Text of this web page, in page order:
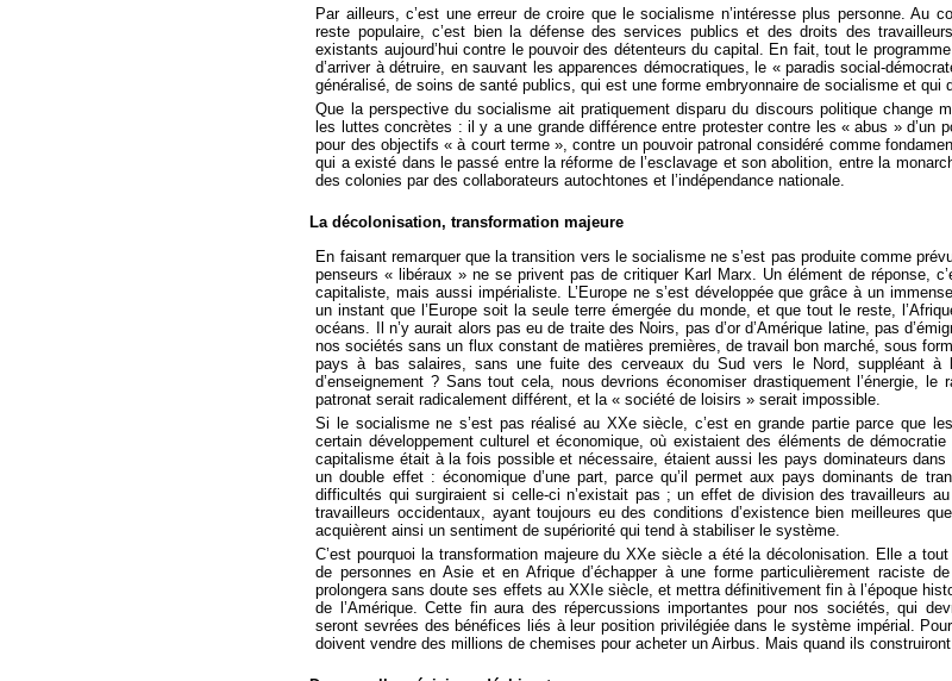
Par ailleurs, c’est une erreur de croire que le socialisme n’intéresse plus personne. Au
reste populaire, c’est bien la défense des services publics et des droits des
existants aujourd’hui contre le pouvoir des détenteurs du capital. En fait, tout le
d’arriver à détruire, en sauvant les apparences démocratiques, le « paradis social-
généralisé, de soins de santé publics, qui est une forme embryonnaire de socialisme et qui
Que la perspective du socialisme ait pratiquement disparu du discours politique change
les luttes concrètes : il y a une grande différence entre protester contre les « abus » d’un
pour des objectifs « à court terme », contre un pouvoir patronal considéré comme
qui a existé dans le passé entre la réforme de l’esclavage et son abolition, entre la
des colonies par des collaborateurs autochtones et l’indépendance nationale.
La décolonisation, transformation majeure
En faisant remarquer que la transition vers le socialisme ne s’est pas produite comme
penseurs « libéraux » ne se privent pas de critiquer Karl Marx. Un élément de réponse,
capitaliste, mais aussi impérialiste. L’Europe ne s’est développée que grâce à un immense
un instant que l’Europe soit la seule terre émergée du monde, et que tout le reste,
océans. Il n’y aurait alors pas eu de traite des Noirs, pas d’or d’Amérique latine, pas
nos sociétés sans un flux constant de matières premières, de travail bon marché, sous
pays à bas salaires, sans une fuite des cerveaux du Sud vers le Nord, suppléant à
d’enseignement ? Sans tout cela, nous devrions économiser drastiquement l’énergie,
patronat serait radicalement différent, et la « société de loisirs » serait impossible.
Si le socialisme ne s’est pas réalisé au XXe siècle, c’est en grande partie parce que
certain développement culturel et économique, où existaient des éléments de
capitalisme était à la fois possible et nécessaire, étaient aussi les pays dominateurs
un double effet : économique d’une part, parce qu’il permet aux pays dominants de
difficultés qui surgiraient si celle-ci n’existait pas ; un effet de division des travailleurs
travailleurs occidentaux, ayant toujours eu des conditions d’existence bien meilleures
acquièrent ainsi un sentiment de supériorité qui tend à stabiliser le système.
C’est pourquoi la transformation majeure du XXe siècle a été la décolonisation. Elle a
de personnes en Asie et en Afrique d’échapper à une forme particulièrement raciste
prolongera sans doute ses effets au XXIe siècle, et mettra définitivement fin à l’époque
de l’Amérique. Cette fin aura des répercussions importantes pour nos sociétés, qui
seront sevrées des bénéfices liés à leur position privilégiée dans le système impérial.
doivent vendre des millions de chemises pour acheter un Airbus. Mais quand ils